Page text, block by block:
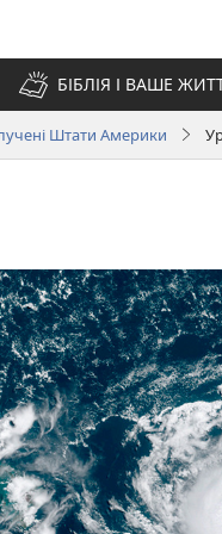
БІБЛІЯ І ВАШЕ
Штати Америки